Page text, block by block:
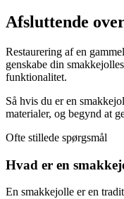
Afsluttende
Restaurering af en
genskabe din
funktionalitet.
Så hvis du er en
materialer, og begynd at
Ofte stillede spørgsmål
Hvad er en
En smakkejolle er en